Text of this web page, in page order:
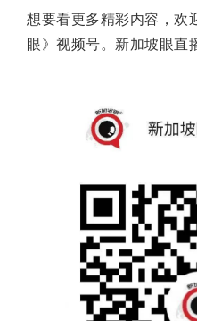
想要看更多精彩内容，欢
眼》视频号。 新加坡眼直